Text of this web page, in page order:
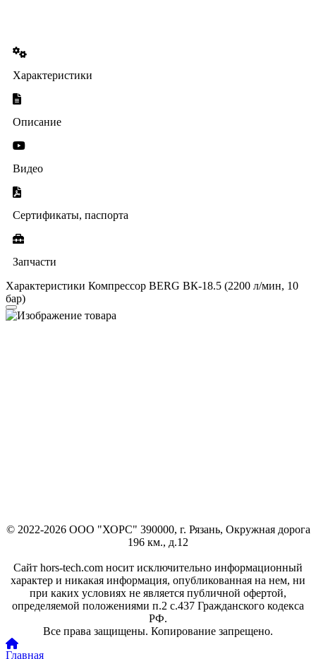
Характеристики
Описание
Видео
Сертификаты, паспорта
Запчасти
Характеристики Компрессор BERG ВК-18.5 (2200 л/мин, 10
бар)
© 2022-2026 ООО "ХОРС" 390000, г. Рязань, Окружная дорога
196 км., д.12
Сайт hors-tech.com носит исключительно информационный
характер и никакая информация, опубликованная на нем, ни
при каких условиях не является публичной офертой,
определяемой положениями п.2 с.437 Гражданского кодекса
РФ.
Все права защищены. Копирование запрещено.
Главная